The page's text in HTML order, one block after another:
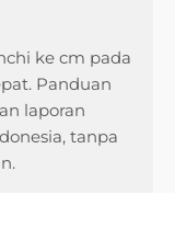
ke cm pada
Panduan
laporan
tanpa